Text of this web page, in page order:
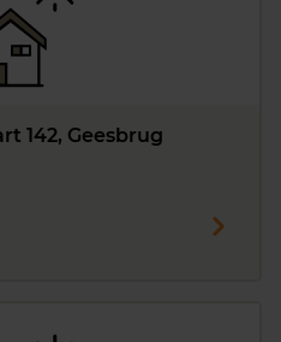
142, Geesbrug